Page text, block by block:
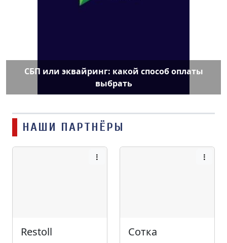
СБП или эквайринг: какой способ оплаты
выбрать
НАШИ ПАРТНЁРЫ
Restoll Сотка